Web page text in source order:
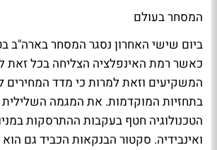
המסחר בעולם
ביום שישי האחרון נסגר המסחר בארה"ב
כאשר רמת האינפלציה הצליחה בכל זאת
המשקיעים וזאת למרות כי מדד המחירים
בתחזיות המוקדמות. את המגמה השלילית
הטכנולוגיה חטף בעקבות ההתרסקות
ואינבידיה. סקטור הבנקאות הכביד גם